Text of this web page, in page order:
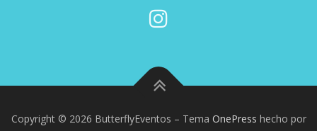
Copyright © 2026 ButterflyEventos – Tema OnePress hecho por